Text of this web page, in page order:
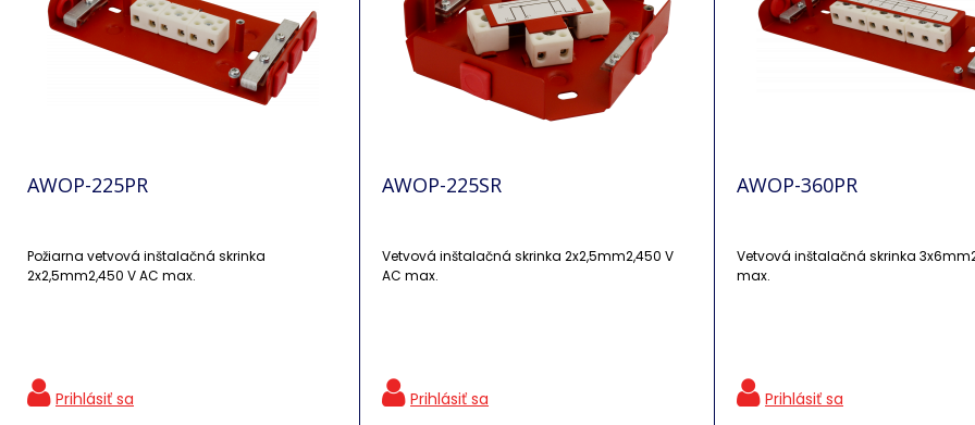
AWOP-225PR
Požiarna vetvová inštalačná skrinka
2x2,5mm2,450 V AC max.
AWOP-225SR
Vetvová inštalačná skrinka 2x2,5mm2,450 V
AC max.
AWOP-360PR
Vetvová inštalačná skrinka
max.